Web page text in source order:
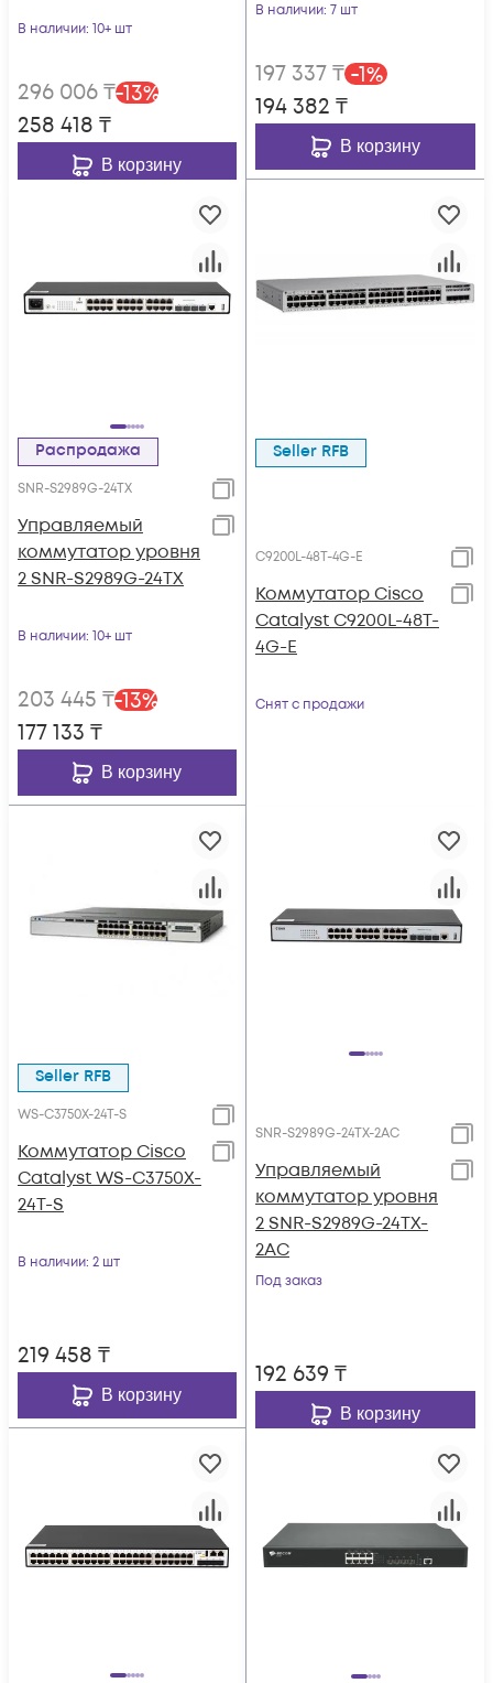
В наличии: 10+ шт
296 006₸-13%
258 418 ₸
В корзину
В наличии: 7 шт
197 337₸-1%
194 382 ₸
В корзину
Распродажа
SNR-S2989G-24TX
Управляемый
коммутатор уровня
2 SNR-S2989G-24TX
В наличии: 10+ шт
203 445 ₸-13%
177 133 ₸
В корзину
Seller RFB
C9200L-48T-4G-E
Коммутатор Cisco
Catalyst C9200L-48T-
4G-E
Снят с продажи
Seller RFB
WS-C3750X-24T-S
Коммутатор Cisco
Catalyst WS-C3750X-
24T-S
В наличии: 2 шт
219 458 ₸
В корзину
SNR-S2989G-24TX-2AC
Управляемый
коммутатор уровня
2 SNR-S2989G-24TX-
2AC
Под заказ
192 639 ₸
В корзину